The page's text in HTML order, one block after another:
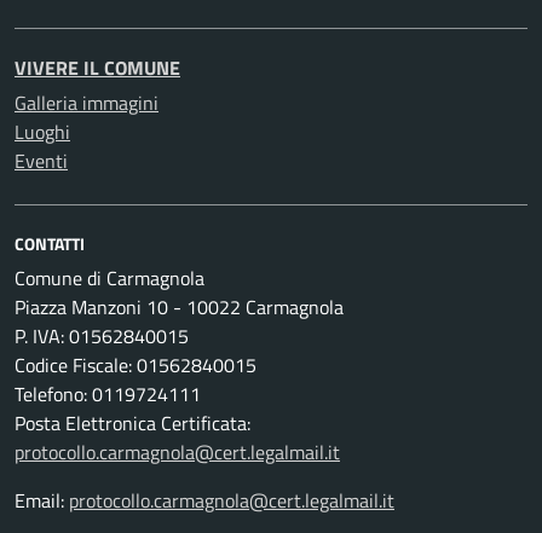
VIVERE IL COMUNE
Galleria immagini
Luoghi
Eventi
CONTATTI
Comune di Carmagnola
Piazza Manzoni 10 - 10022 Carmagnola
P. IVA: 01562840015
Codice Fiscale: 01562840015
Telefono: 0119724111
Posta Elettronica Certificata:
protocollo.carmagnola@cert.legalmail.it
Email: protocollo.carmagnola@cert.legalmail.it